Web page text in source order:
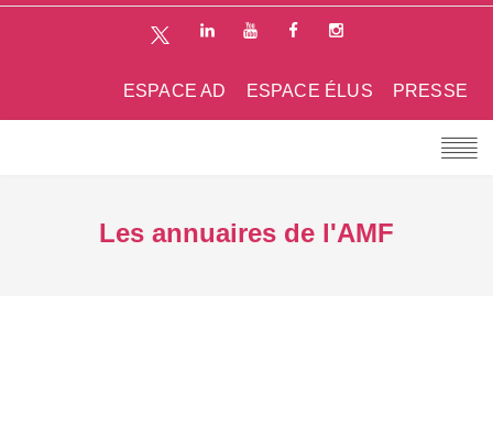
PRESSE
ESPACE ÉLUS
ESPACE AD
Les annuaires de l'AMF